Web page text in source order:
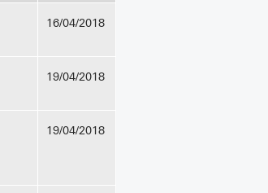
16/04/2018
19/04/2018
19/04/2018